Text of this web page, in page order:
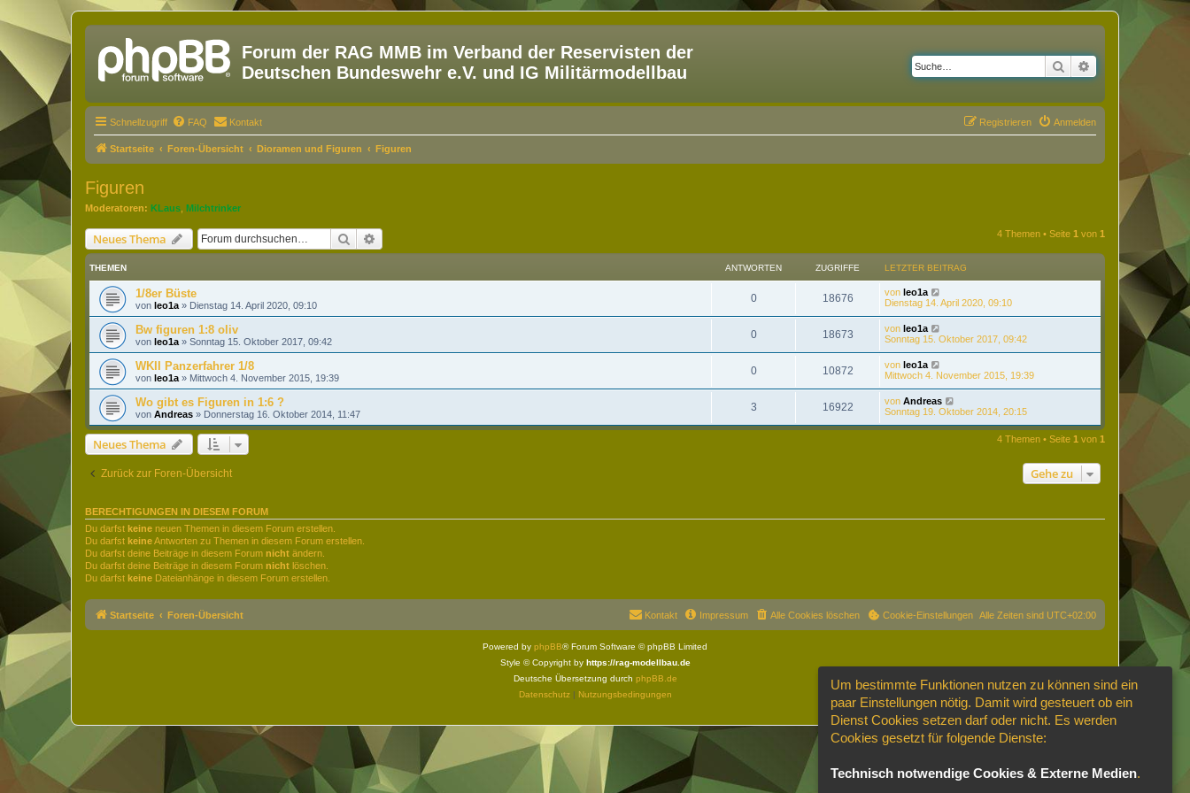
Forum der RAG MMB im Verband der Reservisten der
Deutschen Bundeswehr e.V. und IG Militärmodellbau
Suche Erweiterte Suche
Schnellzugriff FAQ Kontakt Anmelden
Registrieren
Startseite Foren-Übersicht Dioramen und Figuren Figuren
Figuren
Moderatoren: KLaus Milchtrinker
Neues Thema Suche 4 Themen • Seite 1 von 1
THEMEN ANTWORTEN ZUGRIFFE LETZTER BEITRAG
1/8er Büste
von leo1a » Dienstag 14. April 2020, 09:10
0 18676 von leo1a
Dienstag 14. April 2020, 09:10
Bw figuren 1:8 oliv
von leo1a » Sonntag 15. Oktober 2017, 09:42
0 18673 von leo1a
Sonntag 15. Oktober 2017, 09:42
WKII Panzerfahrer 1/8
von leo1a » Mittwoch 4. November 2015, 19:39
0 10872 von leo1a
Mittwoch 4. November 2015, 19:39
Wo gibt es Figuren in 1:6 ?
von Andreas » Donnerstag 16. Oktober 2014, 11:47
3 16922 von Andreas
Sonntag 19. Oktober 2014, 20:15
Neues Thema 4 Themen • Seite 1 von 1
Zurück zur Foren-Übersicht Gehe zu
BERECHTIGUNGEN IN DIESEM FORUM
Du darfst keine neuen Themen in diesem Forum erstellen.
Du darfst keineAntworten zu Themen in diesem Forum erstellen.
Du darfst deine Beiträge in diesem Forum nicht ändern.
Du darfst deine Beiträge in diesem Forum nicht löschen.
Du darfst keine Dateianhänge in diesem Forum erstellen.
Startseite Foren-Übersicht Alle Zeiten sind UTC+02:00
Cookie-Einstellungen
Alle Cookies löschen
Impressum
Kontakt
Powered by phpBB® Forum Software © phpBB Limited
Style © Copyright by https://rag-modellbau.de
Deutsche Übersetzung durch phpBB.de
Datenschutz| Nutzungsbedingungen
Um bestimmte Funktionen nutzen zu können sind ein
paar Einstellungen nötig. Damit wird gesteuert ob ein
Dienst Cookies setzen darf oder nicht. Es werden
Cookies gesetzt für folgende Dienste:
Technisch notwendige Cookies & Externe Medien.